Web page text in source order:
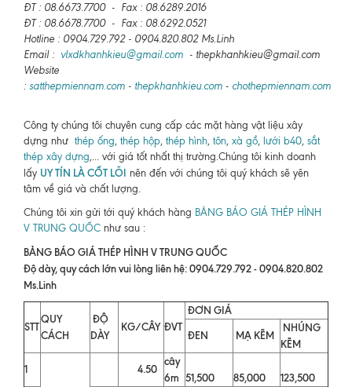
ĐT : 08.6673.7700 - Fax : 08.6289.2016
ĐT : 08.6678.7700 - Fax : 08.6292.0521
Hotline : 0904.729.792 - 0904.820.802 Ms.Linh
Email : vlxdkhanhkieu@gmail.com - thepkhanhkieu@gmail.com
Website
: satthepmiennam.com - thepkhanhkieu.com - chothepmiennam.com
Công ty chúng tôi chuyên cung cấp các mặt hàng vật liệu xây
dựng như thép ống, thép hộp, thép hình, tôn, xà gồ, lưới b40, sắt
thép xây dựng,... với giá tốt nhất thị trường.Chúng tôi kinh doanh
lấy UY TÍN LÀ CỐT LÕI nên đến với chúng tôi quý khách sẽ yên
tâm về giá và chất lượng.
Chúng tôi xin gửi tới quý khách hàng BẢNG BÁO GIÁ THÉP HÌNH
V TRUNG QUỐC như sau :
BẢNG BÁO GIÁ THÉP HÌNH V TRUNG QUỐC
Độ dày, quy cách lớn vui lòng liên hệ: 0904.729.792 - 0904.820.802
Ms.Linh
STT
QUY
CÁCH
ĐỘ
DÀY
KG/CÂY ĐVT
ĐƠN GIÁ
ĐEN
MẠ KẼM
NHÚNG
KẼM
1
4.50
cây
6m 51,500 85,000
123,500